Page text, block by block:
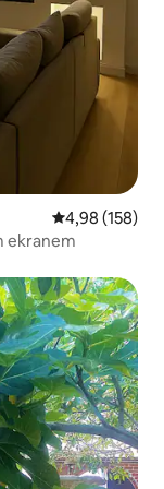
Średnia
4,98 (158)
ekranem